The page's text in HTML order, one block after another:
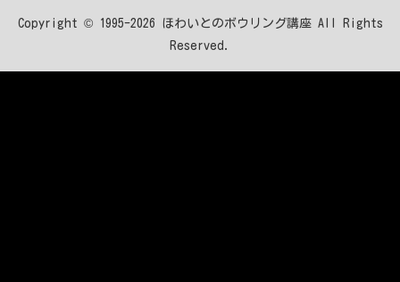
Copyright © 1995-2026 ほわいとのボウリング講座 All Rights
Reserved.